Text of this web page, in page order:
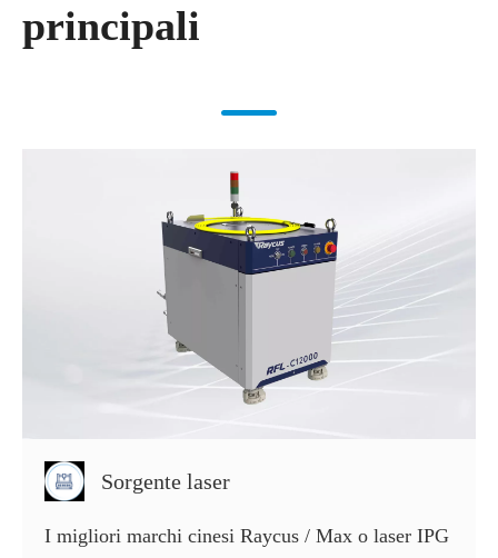
principali​​​​​​​
Sorgente laser
I migliori marchi cinesi Raycus / Max o laser IPG